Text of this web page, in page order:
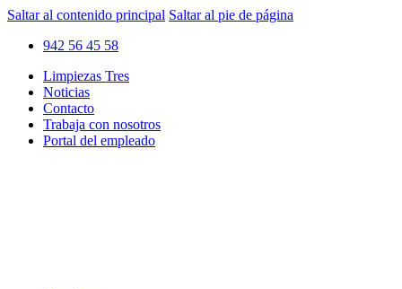
Saltar al contenido principal Saltar al pie de página
942 56 45 58
Limpiezas Tres
Noticias
Contacto
Trabaja con nosotros
Portal del empleado